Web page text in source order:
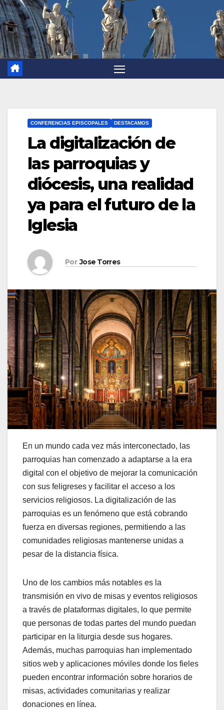
CONFERENCIAS EPISCOPALES DESTACAMOS
La digitalización de
las parroquias y
diócesis, una realidad
ya para el futuro de la
Iglesia
Por Jose Torres
En un mundo cada vez más interconectado, las
parroquias han comenzado a adaptarse a la era
digital con el objetivo de mejorar la comunicación
con sus feligreses y facilitar el acceso a los
servicios religiosos. La digitalización de las
parroquias es un fenómeno que está cobrando
fuerza en diversas regiones, permitiendo a las
comunidades religiosas mantenerse unidas a
pesar de la distancia física.
Uno de los cambios más notables es la
transmisión en vivo de misas y eventos religiosos
a través de plataformas digitales, lo que permite
que personas de todas partes del mundo puedan
participar en la liturgia desde sus hogares.
Además, muchas parroquias han implementado
sitios web y aplicaciones móviles donde los fieles
pueden encontrar información sobre horarios de
misas, actividades comunitarias y realizar
donaciones en línea.